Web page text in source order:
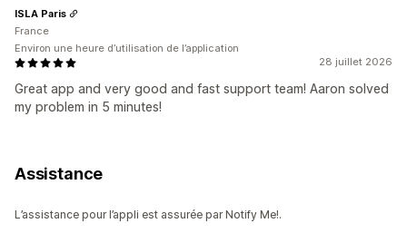
28 juillet 2026
Great app and very good and fast support team! Aaron solved
my problem in 5 minutes!
ISLA Paris
France
Environ une heure d’utilisation de l’application
Assistance
L’assistance pour l’appli est assurée par Notify Me!.